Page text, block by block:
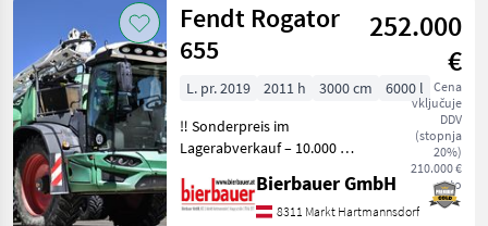
Fendt Rogator
655
252.000
€
Cena
vključuje
DDV
(stopnja
20%)
210.000 €
neto
L. pr. 2019 2011 h 3000 cm
6000 l
‼️ Sonderpreis im
Lagerabverkauf – 10.000 €
Maschine befindet sich in
einem dem Alter und der
Bierbauer GmbH
8311 Markt Hartmannsdorf